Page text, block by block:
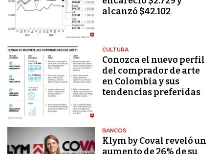
alcanzó $42.102
CULTURA
Conozca el nuevo perfil
del comprador de arte
en Colombia y sus
tendencias preferidas
BANCOS
Klym by Coval reveló un
aumento de 26% de su